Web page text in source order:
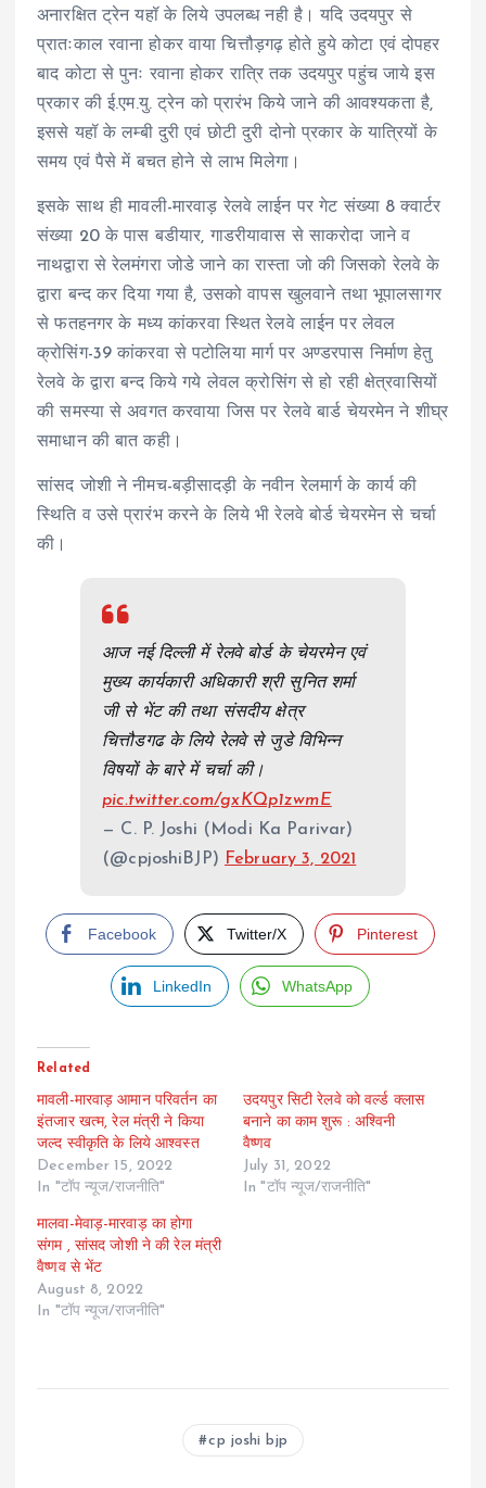
अनारक्षित ट्रेन यहॉ के लिये उपलब्ध नही है। यदि उदयपुर से
प्रातःकाल रवाना होकर वाया चित्तौड़गढ़ होते हुये कोटा एवं दोपहर
बाद कोटा से पुनः रवाना होकर रात्रि तक उदयपुर पहुंच जाये इस
प्रकार की ई.एम.यु. ट्रेन को प्रारंभ किये जाने की आवश्यकता है,
इससे यहॉ के लम्बी दुरी एवं छोटी दुरी दोनो प्रकार के यात्रियों के
समय एवं पैसे में बचत होने से लाभ मिलेगा।
इसके साथ ही मावली-मारवाड़ रेलवे लाईन पर गेट संख्या 8 क्वार्टर
संख्या 20 के पास बडीयार, गाडरीयावास से साकरोदा जाने व
नाथद्वारा से रेलमंगरा जोडे जाने का रास्ता जो की जिसको रेलवे के
द्वारा बन्द कर दिया गया है, उसको वापस खुलवाने तथा भूपालसागर
से फतहनगर के मध्य कांकरवा स्थित रेलवे लाईन पर लेवल
क्रोसिंग-39 कांकरवा से पटोलिया मार्ग पर अण्डरपास निर्माण हेतु
रेलवे के द्वारा बन्द किये गये लेवल क्रोसिंग से हो रही क्षेत्रवासियों
की समस्या से अवगत करवाया जिस पर रेलवे बार्ड चेयरमेन ने शीघ्र
समाधान की बात कही।
सांसद जोशी ने नीमच-बड़ीसादड़ी के नवीन रेलमार्ग के कार्य की
स्थिति व उसे प्रारंभ करने के लिये भी रेलवे बोर्ड चेयरमेन से चर्चा
की।
आज नई दिल्ली में रेलवे बोर्ड के चेयरमेन एवं
मुख्य कार्यकारी अधिकारी श्री सुनित शर्मा
जी से भेंट की तथा संसदीय क्षेत्र
चित्तौडगढ के लिये रेलवे से जुडे विभिन्न
विषयों के बारे में चर्चा की।
pic.twitter.com/gxKQp1zwmE
— C. P. Joshi (Modi Ka Parivar)
(@cpjoshiBJP) February 3, 2021
Facebook Twitter/X Pinterest
LinkedIn WhatsApp
Related
मावली-मारवाड़ आमान परिवर्तन का
इंतजार खत्म, रेल मंत्री ने किया
जल्द स्वीकृति के लिये आश्वस्त
December 15, 2022
In "टॉप न्यूज/राजनीति"
उदयपुर सिटी रेलवे को वर्ल्ड क्लास
बनाने का काम शुरू : अश्विनी
वैष्णव
July 31, 2022
In "टॉप न्यूज/राजनीति"
मालवा-मेवाड़-मारवाड़ का होगा
संगम , सांसद जोशी ने की रेल मंत्री
वैष्णव से भेंट
August 8, 2022
In "टॉप न्यूज/राजनीति"
cp joshi bjp